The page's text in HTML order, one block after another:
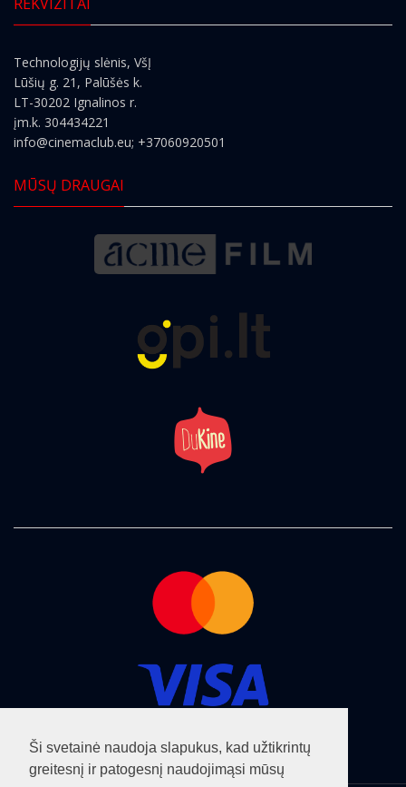
Ši svetainė naudoja slapukus, kad užtikrintų
greitesnį ir patogesnį naudojimąsi mūsų
Technologijų slėnis, VšĮ
Lūšių g. 21, Palūšės k.
LT-30202 Ignalinos r.
įm.k. 304434221
info@cinemaclub.eu; +37060920501
MŪSŲ DRAUGAI